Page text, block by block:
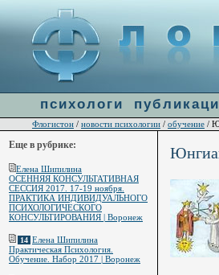
: file_get_contents(http://ulogin.ru/
психологи
Флогистон / новости психологии / обучение /
Еще в рубрике:
Елена Шипилина
ОСЕННЯЯ КОНСУЛЬТАТИВНАЯ
СЕССИЯ 2017. 17-19 ноября.
ПРАКТИКА ИНДИВИДУАЛЬНОГО
ПСИХОЛОГИЧЕСКОГО
КОНСУЛЬТИРОВАНИЯ | Воронеж
14 Елена Шипилина
Практическая Психология.
Обучение. Набор 2017 | Воронеж